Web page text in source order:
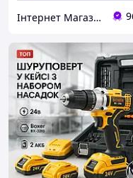
Інтернет Магазин "Tano"